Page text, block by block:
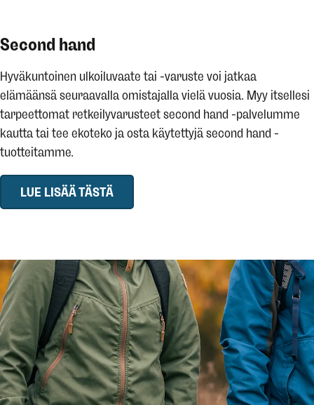
Second hand
Hyväkuntoinen ulkoiluvaate tai -varuste voi jatkaa
elämäänsä seuraavalla omistajalla vielä vuosia. Myy itsellesi
tarpeettomat retkeilyvarusteet second hand -palvelumme
kautta tai tee ekoteko ja osta käytettyjä second hand -
tuotteitamme.
LUE LISÄÄ TÄSTÄ